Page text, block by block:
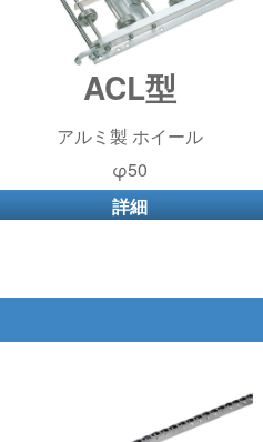
ACL型
アルミ製 ホイール
φ50
詳細